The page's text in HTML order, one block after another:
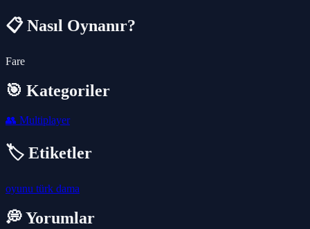
📋 Nasıl Oynanır?
Fare
🎯 Kategoriler
👥 Multiplayer
🏷️ Etiketler
oyunu türk dama
💭 Yorumlar